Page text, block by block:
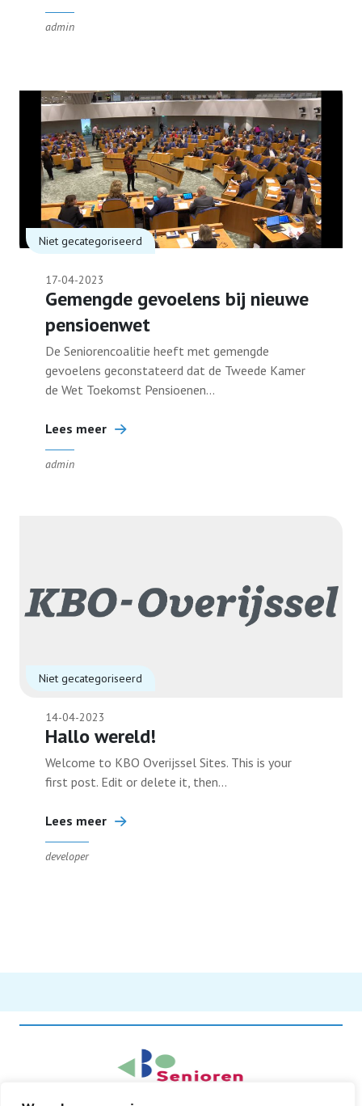
admin
Niet gecategoriseerd
17-04-2023
Gemengde gevoelens bij nieuwe
pensioenwet
De Seniorencoalitie heeft met gemengde
gevoelens geconstateerd dat de Tweede Kamer
de Wet Toekomst Pensioenen...
Lees meer
admin
Niet gecategoriseerd
14-04-2023
Hallo wereld!
Welcome to KBO Overijssel Sites. This is your
first post. Edit or delete it, then...
Lees meer
developer